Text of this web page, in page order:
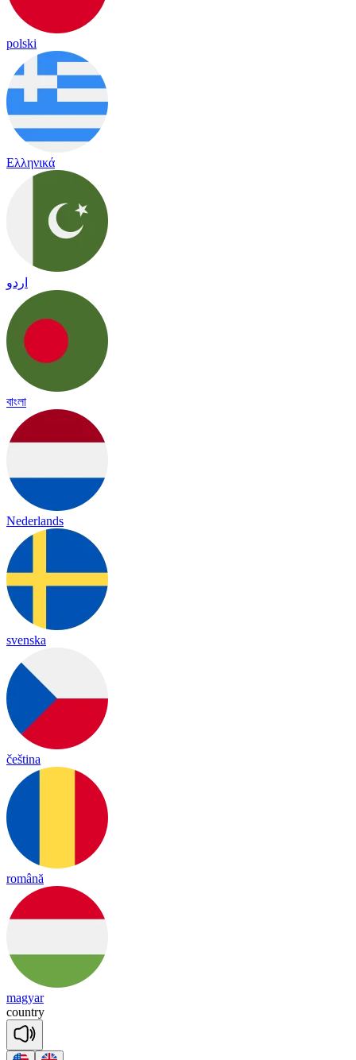
polski
Ελληνικά
اردو
বাংলা
Nederlands
svenska
čeština
română
magyar
country